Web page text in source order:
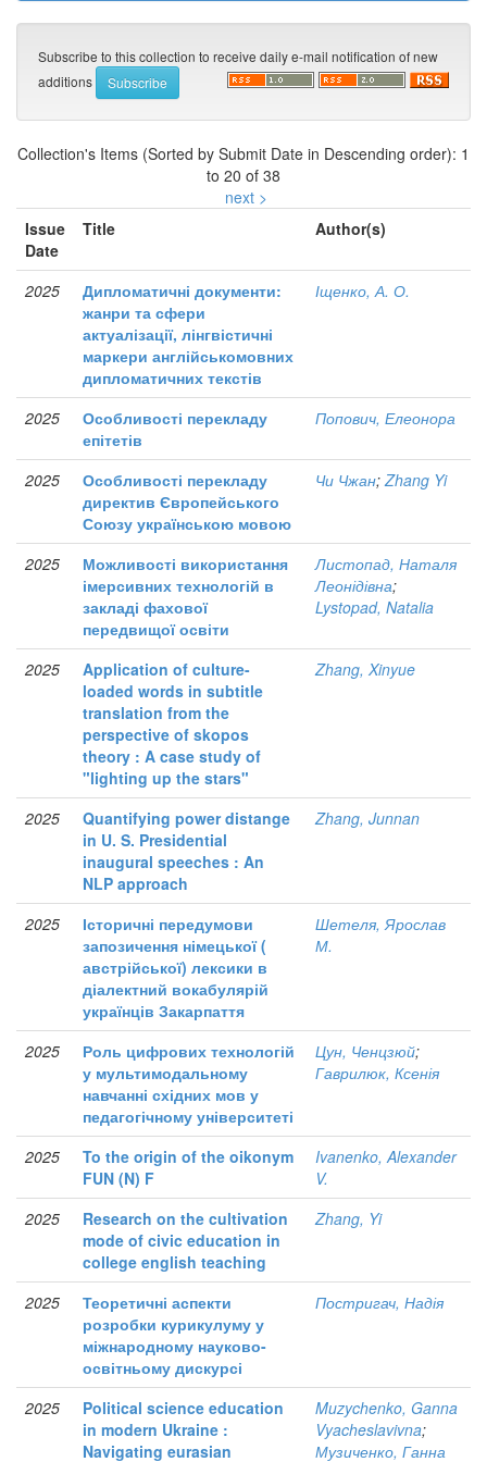
Subscribe to this collection to receive daily e-mail notification of new
additions
Collection's Items (Sorted by Submit Date in Descending order): 1
to 20 of 38
next >
Issue
Date
Title Author(s)
2025
Дипломатичні документи:
жанри та сфери
актуалізації, лінгвістичні
маркери англійськомовних
дипломатичних текстів
Іщенко, А. О.
2025
Особливості перекладу
епітетів
Попович, Елеонора
2025
Особливості перекладу
директив Європейського
Союзу українською мовою
Чи Чжан;Zhang Yi
2025
Можливості використання
імерсивних технологій в
закладі фахової
передвищої освіти
Листопад, Наталя
Леонідівна;
Lystopad, Natalia
2025
Application of culture-
loaded words in subtitle
translation from the
perspective of skopos
theory : A case study of
"lighting up the stars"
Zhang, Xinyue
2025
Quantifying power distange
in U. S. Presidential
inaugural speeches : An
NLP approach
Zhang, Junnan
2025
Історичні передумови
запозичення німецької (
австрійської) лексики в
діалектний вокабулярій
українців Закарпаття
Шетеля, Ярослав
М.
2025
Роль цифрових технологій
у мультимодальному
навчанні східних мов у
педагогічному університеті
Цун, Ченцзюй;
Гаврилюк, Ксенія
2025
To the origin of the oikonym
FUN (N) F
Ivanenko, Alexander
V.
2025
Research on the cultivation
mode of civic education in
college english teaching
Zhang, Yi
2025
Теоретичні аспекти
розробки курикулуму у
міжнародному науково-
освітньому дискурсі
Постригач, Надія
2025
Political science education
in modern Ukraine :
Navigating eurasian
Muzychenko, Ganna
Vyacheslavivna;
Музиченко, Ганна